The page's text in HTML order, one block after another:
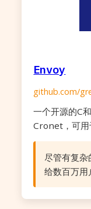
Envoy
github.com/
一个开源的C
Cronet，可用
尽管有复
给数百万用